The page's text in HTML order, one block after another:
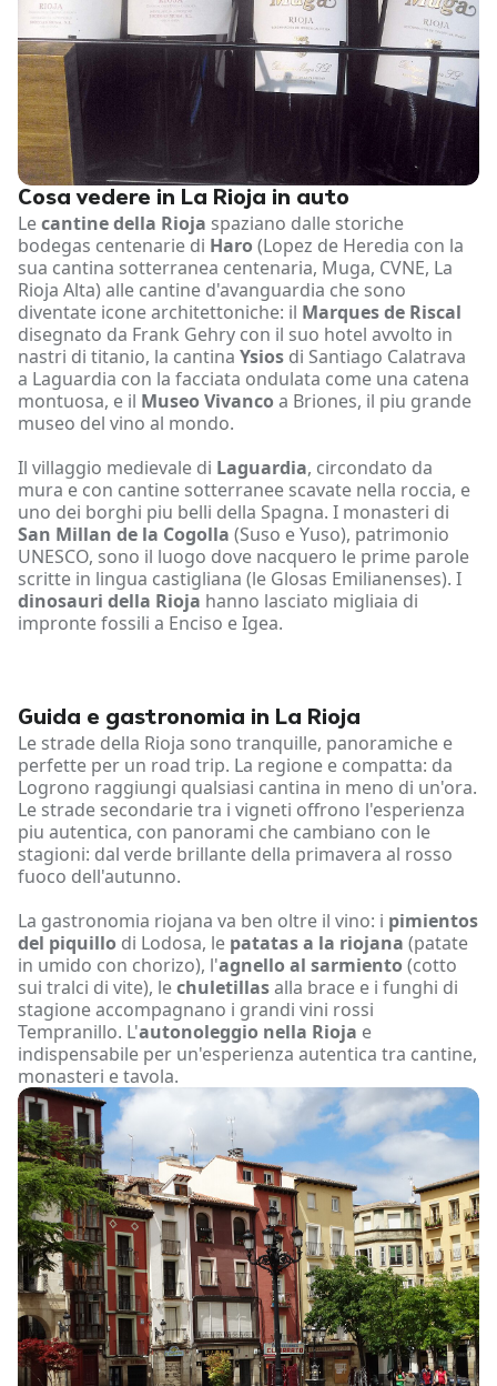
Cosa vedere in La Rioja in auto
Lecantine della Rioja spaziano dalle storiche
bodegas centenarie di Haro(Lopez de Heredia con la
sua cantina sotterranea centenaria, Muga, CVNE, La
Rioja Alta) alle cantine d'avanguardia che sono
diventate icone architettoniche: il Marques de Riscal
disegnato da Frank Gehry con il suo hotel avvolto in
nastri di titanio, la cantina Ysios di Santiago Calatrava
a Laguardia con la facciata ondulata come una catena
montuosa, e il Museo Vivancoa Briones, il piu grande
museo del vino al mondo.
Il villaggio medievale di Laguardia, circondato da
mura e con cantine sotterranee scavate nella roccia, e
uno dei borghi piu belli della Spagna. I monasteri di
San Millan de la Cogolla (Suso e Yuso), patrimonio
UNESCO, sono il luogo dove nacquero le prime parole
scritte in lingua castigliana (le Glosas Emilianenses). I
dinosauri della Rioja hanno lasciato migliaia di
impronte fossili a Enciso e Igea.
Guida e gastronomia in La Rioja
Le strade della Rioja sono tranquille, panoramiche e
perfette per un road trip. La regione e compatta: da
Logrono raggiungi qualsiasi cantina in meno di un'ora.
Le strade secondarie tra i vigneti offrono l'esperienza
piu autentica, con panorami che cambiano con le
stagioni: dal verde brillante della primavera al rosso
fuoco dell'autunno.
La gastronomia riojana va ben oltre il vino: i pimientos
del piquillo di Lodosa, le patatas a la riojana (patate
in umido con chorizo), l'agnello al sarmiento(cotto
sui tralci di vite), lechuletillasalla brace e i funghi di
stagione accompagnano i grandi vini rossi
Tempranillo. L'autonoleggio nella Rioja e
indispensabile per un'esperienza autentica tra cantine,
monasteri e tavola.